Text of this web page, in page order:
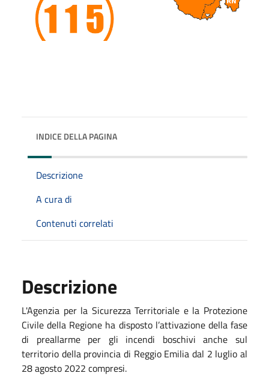
INDICE DELLA PAGINA
Descrizione
A cura di
Contenuti correlati
Descrizione
L'Agenzia per la Sicurezza Territoriale e la Protezione
Civile della Regione ha disposto l’attivazione della fase
di preallarme per gli incendi boschivi anche sul
territorio della provincia di Reggio Emilia dal 2 luglio al
28 agosto 2022 compresi.